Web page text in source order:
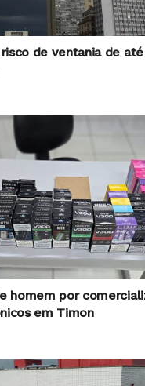
de ventania de até
homem por
em Timon